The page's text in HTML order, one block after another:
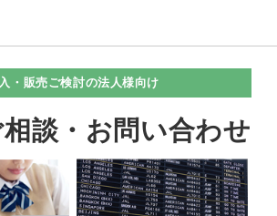
・販売ご検討の法人様向け
談・お問い合わせ